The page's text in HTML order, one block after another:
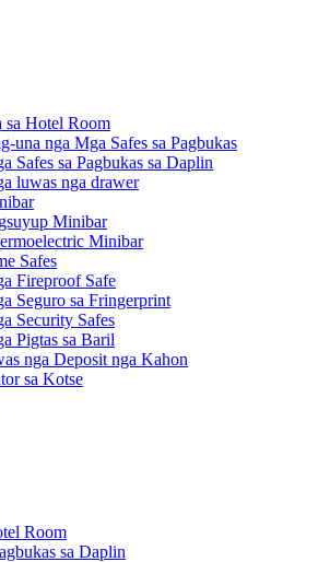
sa Hotel Room
una nga Mga Safes sa Pagbukas
Safes sa Pagbukas sa Daplin
luwas nga drawer
Minibar
Minibar
Safes
Fireproof Safe
Seguro sa Fringerprint
Security Safes
Pigtas sa Baril
nga Deposit nga Kahon
sa Kotse
Room
sa Daplin